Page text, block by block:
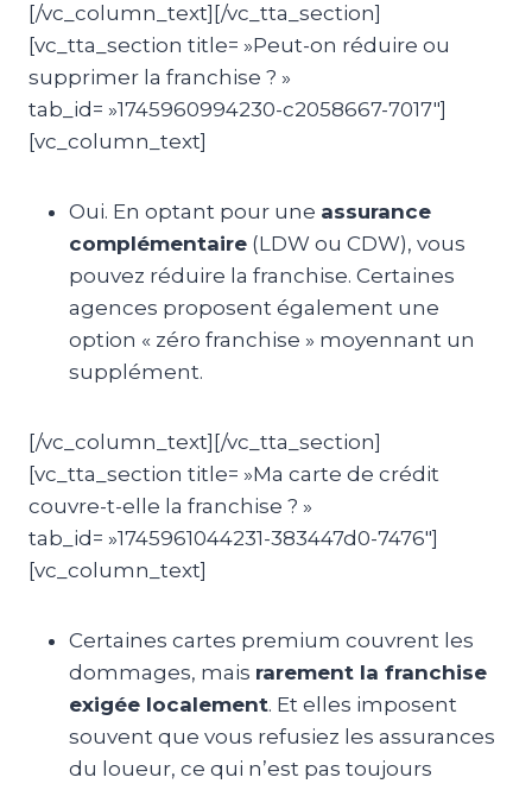
[/vc_column_text][/vc_tta_section]
[vc_tta_section title= »Peut-on réduire ou
supprimer la franchise ? »
tab_id= »1745960994230-c2058667-7017″]
[vc_column_text]
Oui. En optant pour une assurance
complémentaire (LDW ou CDW), vous
pouvez réduire la franchise. Certaines
agences proposent également une
option « zéro franchise » moyennant un
supplément.
[/vc_column_text][/vc_tta_section]
[vc_tta_section title= »Ma carte de crédit
couvre-t-elle la franchise ? »
tab_id= »1745961044231-383447d0-7476″]
[vc_column_text]
Certaines cartes premium couvrent les
dommages, mais rarement la franchise
exigée localement. Et elles imposent
souvent que vous refusiez les assurances
du loueur, ce qui n’est pas toujours